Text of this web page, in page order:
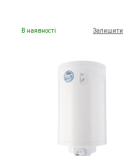
В наявності Залишити